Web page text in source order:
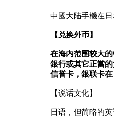
中國大陆手機在
【兑换外币】
在海内范围较大
銀行或其它正當
信誉卡，銀联卡
【说话文化】
日语，但简略的